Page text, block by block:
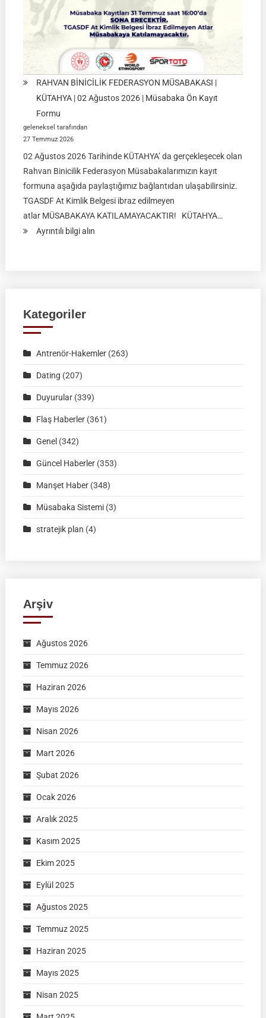
RAHVAN BİNİCİLİK FEDERASYON MÜSABAKASI |
KÜTAHYA | 02 Ağustos 2026 | Müsabaka Ön Kayıt
Formu
geleneksel tarafından
27 Temmuz 2026
02 Ağustos 2026 Tarihinde KÜTAHYA’ da gerçekleşecek olan
Rahvan Binicilik Federasyon Müsabakalarımızın kayıt
formuna aşağıda paylaştığımız bağlantıdan ulaşabilirsiniz.
TGASDF At Kimlik Belgesi ibraz edilmeyen
atlar MÜSABAKAYA KATILAMAYACAKTIR! KÜTAHYA…
Ayrıntılı bilgi alın:
02
2026
Müsabaka
Ön
Formu
Kategoriler
Antrenör-Hakemler(263)
Dating (207)
Duyurular(339)
Flaş Haberler(361)
Genel (342)
Güncel Haberler(353)
Manşet Haber(348)
Müsabaka Sistemi(3)
stratejik plan (4)
Arşiv
Ağustos 2026
Temmuz 2026
Haziran 2026
Mayıs 2026
Nisan 2026
Mart 2026
Şubat 2026
Ocak 2026
Aralık 2025
Kasım 2025
Ekim 2025
Eylül 2025
Ağustos 2025
Temmuz 2025
Haziran 2025
Mayıs 2025
Nisan 2025